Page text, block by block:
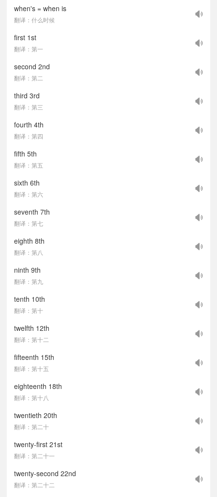
when's = when is
翻译：什么时候
first 1st
翻译：第一
second 2nd
翻译：第二
third 3rd
翻译：第三
fourth 4th
翻译：第四
fifth 5th
翻译：第五
sixth 6th
翻译：第六
seventh 7th
翻译：第七
eighth 8th
翻译：第八
ninth 9th
翻译：第九
tenth 10th
翻译：第十
twelfth 12th
翻译：第十二
fifteenth 15th
翻译：第十五
eighteenth 18th
翻译：第十八
twentieth 20th
翻译：第二十
twenty-first 21st
翻译：第二十一
twenty-second 22nd
翻译：第二十二